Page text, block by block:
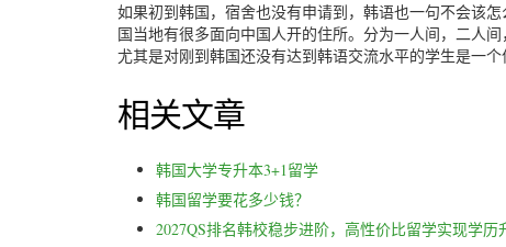
如果初到韩国，宿舍也没有申请到，韩语也一句不会该
国当地有很多面向中国人开的住所。分为一人间，二人
尤其是对刚到韩国还没有达到韩语交流水平的学生是一个
相关文章
韩国大学专升本3+1留学
韩国留学要花多少钱？
2027QS排名韩校稳步进阶，高性价比留学实现学历